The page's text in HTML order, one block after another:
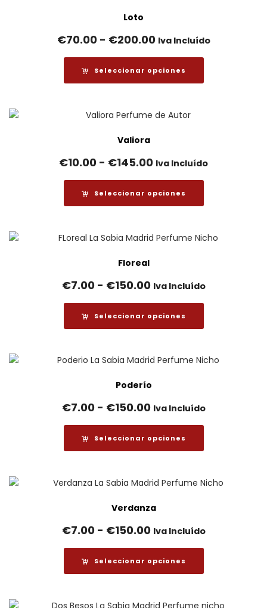
Loto
€70.00 - €200.00Rango
de
precios:
desde
hasta
Iva Incluído
Seleccionar opciones
Valiora
€10.00 - €145.00Rango
de
precios:
desde
hasta
Iva Incluído
Seleccionar opciones
Floreal
€7.00 - €150.00Rango
de
precios:
desde
hasta
€150.00
Iva Incluído
Seleccionar opciones
Poderío
€7.00 - €150.00Rango
de
precios:
desde
hasta
€150.00
Iva Incluído
Seleccionar opciones
Verdanza
€7.00 - €150.00Rango
de
precios:
desde
Iva Incluído
Seleccionar opciones